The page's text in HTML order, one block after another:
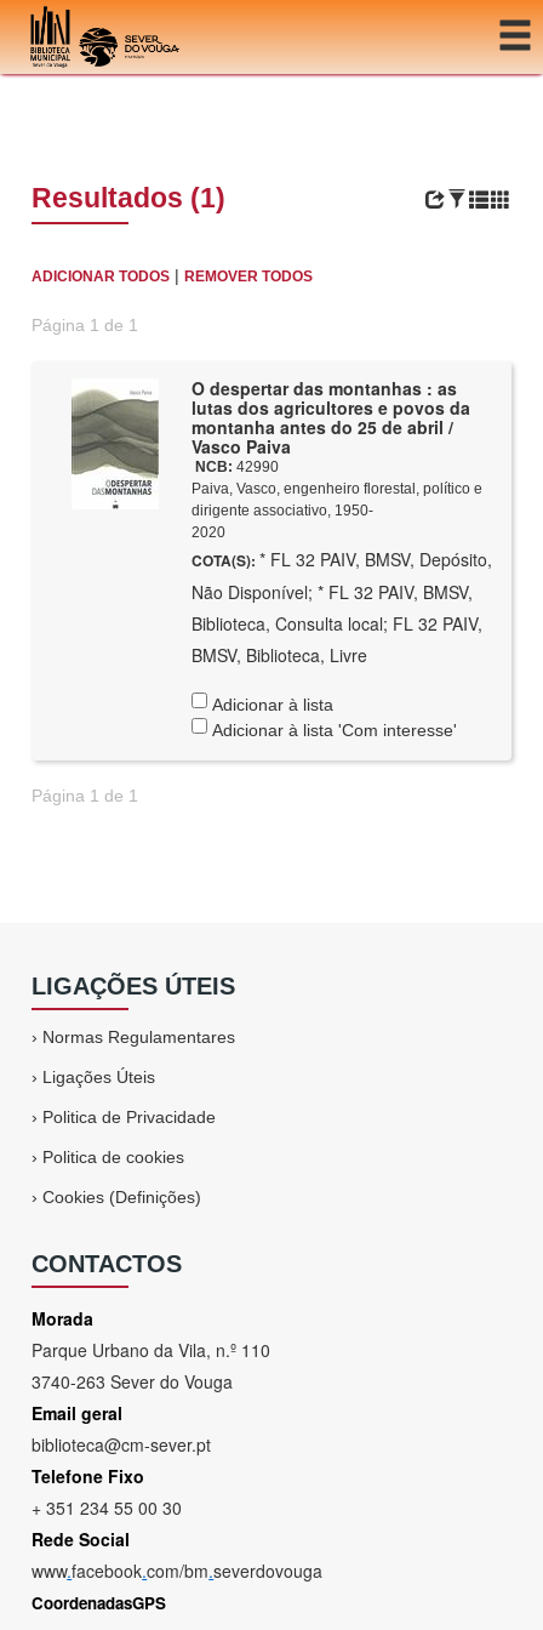
Ir para o conteúdo
Resultados (1)
ADICIONAR TODOS |REMOVER TODOS
Página 1 de 1
O despertar das montanhas : as
lutas dos agricultores e povos da
montanha antes do 25 de abril /
Vasco Paiva
NCB: 42990
Paiva, Vasco, engenheiro florestal, político e
dirigente associativo, 1950-
2020
COTA(S): * FL 32 PAIV, BMSV, Depósito,
Não Disponível; * FL 32 PAIV, BMSV,
Biblioteca, Consulta local; FL 32 PAIV,
BMSV, Biblioteca, Livre
Adicionar à lista
Adicionar à lista 'Com interesse'
Página 1 de 1
LIGAÇÕES ÚTEIS
› Normas Regulamentares
› Ligações Úteis
› Politica de Privacidade
› Politica de cookies
›Cookies (Definições)
CONTACTOS
Morada
Parque Urbano da Vila, n.º 110
3740-263 Sever do Vouga
Email geral
biblioteca@cm-sever.pt
Telefone Fixo
+ 351 234 55 00 30
Rede Social
www.facebook.com/bm.severdovouga
CoordenadasGPS